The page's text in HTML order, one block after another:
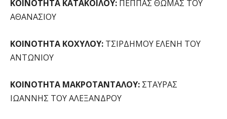
ΚΟΙΝΟΤΗΤΑ ΚΑΤΑΚΟΙΛΟΥ: ΠΕΠΠΑΣ ΘΩΜΑΣ ΤΟΥ
ΑΘΑΝΑΣΙΟΥ
ΚΟΙΝΟΤΗΤΑ ΚΟΧΥΛΟΥ: ΤΣΙΡΔΗΜΟΥ ΕΛΕΝΗ ΤΟΥ
ΑΝΤΩΝΙΟΥ
ΚΟΙΝΟΤΗΤΑ ΜΑΚΡΟΤΑΝΤΑΛΟΥ: ΣΤΑΥΡΑΣ
ΙΩΑΝΝΗΣ ΤΟΥ ΑΛΕΞΑΝΔΡΟΥ